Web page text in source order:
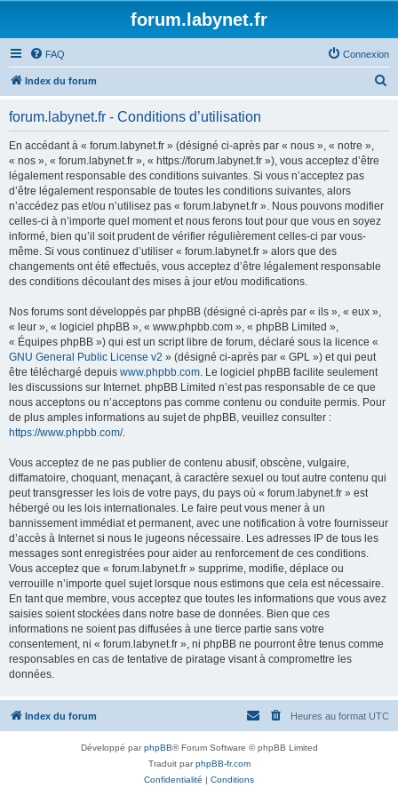
forum.labynet.fr
FAQ Connexion
Index du forum
forum.labynet.fr - Conditions d’utilisation
En accédant à « forum.labynet.fr » (désigné ci-après par « nous », « notre »,
« nos », « forum.labynet.fr », « https://forum.labynet.fr »), vous acceptez d’être
légalement responsable des conditions suivantes. Si vous n’acceptez pas
d’être légalement responsable de toutes les conditions suivantes, alors
n’accédez pas et/ou n’utilisez pas « forum.labynet.fr ». Nous pouvons modifier
celles-ci à n’importe quel moment et nous ferons tout pour que vous en soyez
informé, bien qu’il soit prudent de vérifier régulièrement celles-ci par vous-
même. Si vous continuez d’utiliser « forum.labynet.fr » alors que des
changements ont été effectués, vous acceptez d’être légalement responsable
des conditions découlant des mises à jour et/ou modifications.
Nos forums sont développés par phpBB (désigné ci-après par « ils », « eux »,
« leur », « logiciel phpBB », « www.phpbb.com », « phpBB Limited »,
« Équipes phpBB ») qui est un script libre de forum, déclaré sous la licence «
GNU General Public License v2 » (désigné ci-après par « GPL ») et qui peut
être téléchargé depuis www.phpbb.com. Le logiciel phpBB facilite seulement
les discussions sur Internet. phpBB Limited n’est pas responsable de ce que
nous acceptons ou n’acceptons pas comme contenu ou conduite permis. Pour
de plus amples informations au sujet de phpBB, veuillez consulter :
https://www.phpbb.com/.
Vous acceptez de ne pas publier de contenu abusif, obscène, vulgaire,
diffamatoire, choquant, menaçant, à caractère sexuel ou tout autre contenu qui
peut transgresser les lois de votre pays, du pays où « forum.labynet.fr » est
hébergé ou les lois internationales. Le faire peut vous mener à un
bannissement immédiat et permanent, avec une notification à votre fournisseur
d’accès à Internet si nous le jugeons nécessaire. Les adresses IP de tous les
messages sont enregistrées pour aider au renforcement de ces conditions.
Vous acceptez que « forum.labynet.fr » supprime, modifie, déplace ou
verrouille n’importe quel sujet lorsque nous estimons que cela est nécessaire.
En tant que membre, vous acceptez que toutes les informations que vous avez
saisies soient stockées dans notre base de données. Bien que ces
informations ne soient pas diffusées à une tierce partie sans votre
consentement, ni « forum.labynet.fr », ni phpBB ne pourront être tenus comme
responsables en cas de tentative de piratage visant à compromettre les
données.
Index du forum Heures au format UTC
Développé parphpBB® Forum Software © phpBB Limited
Traduit parphpBB-fr.com
Confidentialité | Conditions